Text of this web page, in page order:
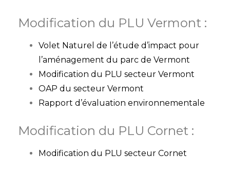
Modification du PLU Vermont :
Volet Naturel de l’étude d’impact pour
l’aménagement du parc de Vermont
Modification du PLU secteur Vermont
OAP du secteur Vermont
Rapport d’évaluation environnementale
Modification du PLU Cornet :
Modification du PLU secteur Cornet